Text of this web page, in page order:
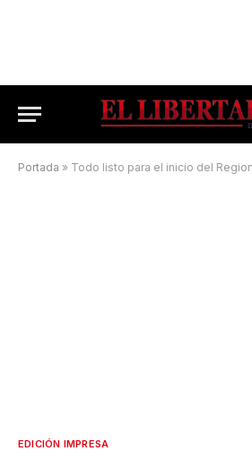
Portada » Todo listo para el inicio del
EDICIÓN IMPRESA